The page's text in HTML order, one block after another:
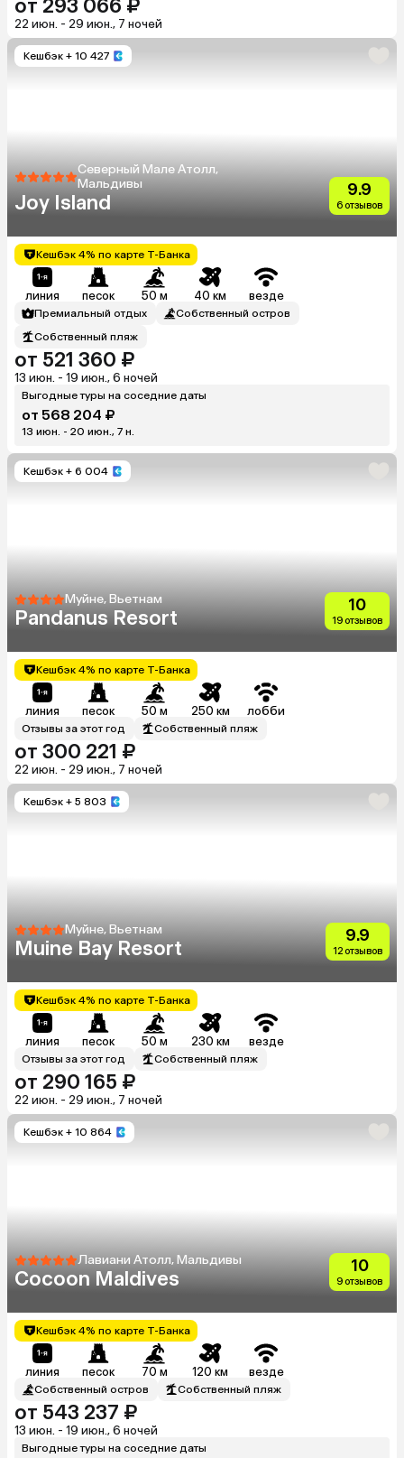
от 293 066 ₽
22 июн. - 29 июн., 7 ночей
Кешбэк + 10 427
Северный Мале Атолл,
Мальдивы
Joy Island
9.9
6 отзывов
Кешбэк 4% по карте Т-Банка
линия песок 50 м 40 км везде
Премиальный отдых
Собственный остров
Собственный пляж
от 521 360 ₽
13 июн. - 19 июн., 6 ночей
Выгодные туры на соседние даты
от 568 204 ₽
13 июн. - 20 июн., 7 н.
Кешбэк + 6 004
Муйне, Вьетнам
Pandanus Resort
10
19 отзывов
Кешбэк 4% по карте Т-Банка
линия песок 50 м 250 км лобби
Отзывы за этот год Собственный пляж
от 300 221 ₽
22 июн. - 29 июн., 7 ночей
Кешбэк + 5 803
Муйне, Вьетнам
Muine Bay Resort
9.9
12 отзывов
Кешбэк 4% по карте Т-Банка
линия песок 50 м 230 км везде
Отзывы за этот год Собственный пляж
от 290 165 ₽
22 июн. - 29 июн., 7 ночей
Кешбэк + 10 864
Лавиани Атолл, Мальдивы
Cocoon Maldives
10
9 отзывов
Кешбэк 4% по карте Т-Банка
линия песок 70 м 120 км везде
Собственный остров Собственный пляж
от 543 237 ₽
13 июн. - 19 июн., 6 ночей
Выгодные туры на соседние даты